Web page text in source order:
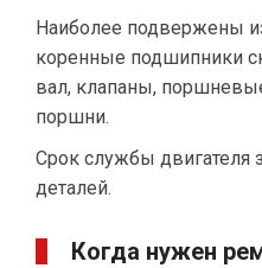
Наиболее подвержены
коренные подшипники
вал, клапаны,
поршни.
Срок службы двигателя
деталей.
Когда нужен